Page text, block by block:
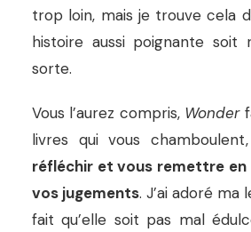
trop loin, mais je trouve cela
histoire aussi poignante soit
sorte.
Vous l’aurez compris, Wonder
livres qui vous
réfléchir et vous remettre en
vos jugements. J’ai adoré
fait qu’elle soit pas mal